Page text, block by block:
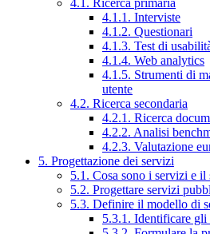
4.1. Ricerca primaria
4.1.1. Interviste
4.1.2. Questionari
4.1.3. Test di
4.1.4. Web analytics
4.1.5. Strumenti di
utente
4.2. Ricerca secondaria
4.2.1. Ricerca
4.2.2. Analisi
4.2.3. Valutazione
5. Progettazione dei servizi
5.1. Cosa sono i servizi e il
5.2. Progettare servizi
5.3. Definire il modello di
5.3.1. Identificare